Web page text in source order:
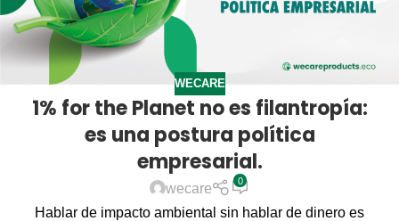
WECARE
1% for the Planet no es filantropía:
es una postura política
empresarial.
wecare
0
Hablar de impacto ambiental sin hablar de dinero es